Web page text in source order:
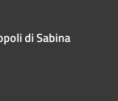
di Sabina